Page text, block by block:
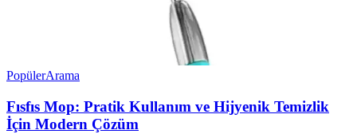
PopülerArama
Fısfıs Mop: Pratik Kullanım ve Hijyenik Temizlik
İçin Modern Çözüm